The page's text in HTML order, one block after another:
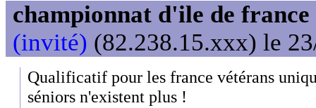
championnat d'ile de
(invité) (82.238.15.xxx) le
Qualificatif pour les france vétérans
séniors n'existent plus !